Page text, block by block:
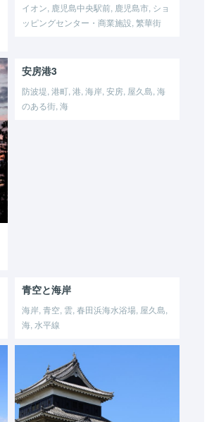
イオン, 鹿児島中央駅前, 鹿児島市, ショ
ッピングセンター・商業施設, 繁華街
安房港3
防波堤, 港町, 港, 海岸, 安房, 屋久島, 海
のある街, 海
青空と海岸
海岸, 青空, 雲, 春田浜海水浴場, 屋久島,
海, 水平線